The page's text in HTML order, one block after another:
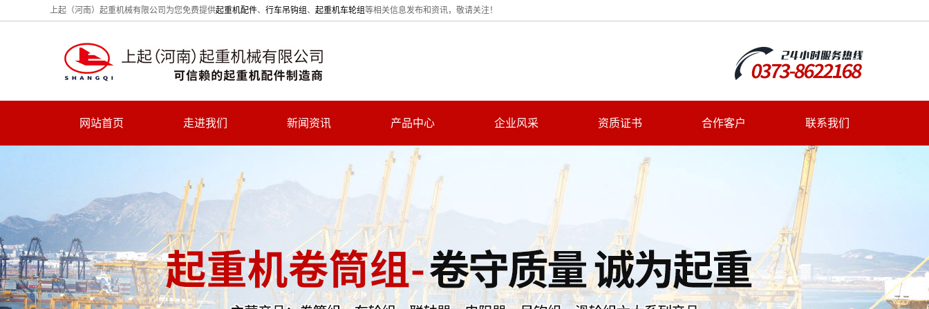
上起（河南）起重机械有限公司为您免费提供起重机配件、 行车吊钩组 、 起重机车轮组等相关信息发布和资讯，敬请关注！
网站首页 走进我们 新闻资讯 产品中心 企业风采 资质证书 合作客户 联系我们